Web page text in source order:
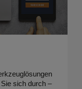
sich durch –